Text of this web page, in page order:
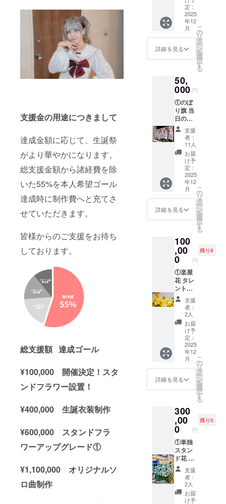
支援金の用途につきまして
達成金額に応じて、生誕祭
がより華やかになります。
総支援金額から諸経費を除
いた55%を本人希望ゴール
達成時に制作費へと充てさ
せていただきます。
皆様からのご支援をお待ち
しております。
総支援額 達成ゴール
¥100,000 開催決定！スタ
ンドフラワー設置！
¥400,000 生誕衣装制作
¥600,000 スタンドフラ
ワーアップグレード①
¥1,100,000 オリジナルソ
ロ曲制作
特殊文字・記号
は使用できませ
ん。使用された
場合ご希望のお
難しい場合がご
ざいますこと予
す。 ミ
ニ旗に
は、備
考欄に
記載の
お名前
（ニッ
クネー
文字以
内）を
印刷さ
せてい
ただき
ます。
開催
後、タ
レント
直筆サ
インを
入れた
状態で
ご自宅
へ発送
させて
いただ
ドフラ
ワー(名
前掲載 )
当日会
場にあ
るスタ
ンドフ
ラワー
前ボー
ドへ生
誕祭ご
支援者
様とし
て記載
された
お名前
を掲載
させて
クラウ
ドファ
ンディ
ング限
定ブロ
マイド
開催
後、タ
レント
直筆サ
インを
入れた
定：
2025
年12
月
詳細を見る
こ
の
リ
タ
ー
ン
を
選
択
す
る
50,
000 円
①のぼ
り旗 当
日の装
飾に使
用す
る、の
ぼり旗
を作成
いたし
ます。
のぼり
旗には
備考欄
に記載
された
お名前
クネー
ム可・6
文字以
内）を
印刷さ
せてい
ただき
ます。
開催
後、タ
レント
直筆サ
インを
入れた
状態で
ご自宅
へ発送
させて
いただ
きま
スタン
ドフラ
ワー(名
前掲載 )
当日会
場にあ
るスタ
ンドフ
ラワー
前ボー
ドへ生
誕祭ご
支援
者：
11人
お届
け予
定：
2025
年12
月
詳細を見る
こ
の
リ
タ
ー
ン
を
選
択
す
る
100
,00
0 円
残り8
①楽屋
花 タレ
ントが
使用す
る楽屋
にお花
をお届
けいた
しま
す。 お
花には
備考欄
に記載
された
お名前
（ニッ
ム可・6
文字以
内）を
印刷し
たプ
レート
を付け
させて
いただ
きま
す。生
誕イベ
支援
者：
2人
お届
け予
定：
2025
年12
月
詳細を見る
こ
の
リ
タ
ー
ン
を
選
択
す
る
300
,00
0 円
残り5
①単独
スタン
ド花 単
独スタ
ンド花
を会場
に設置
致しま
支援
者：
2人
お届
け予